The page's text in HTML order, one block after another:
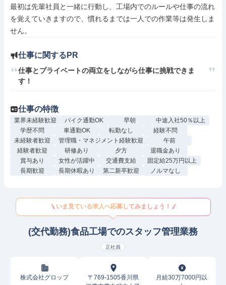
最初は先輩社員と一緒に行動し、工場内でのルールや仕事の流れ
を覚えていきますので、慣れるまでは一人での作業等は発生しま
仕事に関するPR
仕事とプライベートの両立をしながら仕事に挑戦できま
す！
仕事の特徴
業界未経験歓迎 バイク通勤OK 早朝
中途入社50％以上
学歴不問
車通勤OK 転勤なし
経験不問
未経験者歓迎
管理職・マネジメント経験歓迎
午前
経験者歓迎
研修あり 夕方
退職金あり
賞与あり
女性が活躍中 交通費支給
固定給25万円以上
長期歓迎
長期休暇あり 第二新卒歓迎 ノルマなし
いま見ている求人へ応募してみましょう！
(交代勤務)食品工場でのスタッフ管理業務
正社員
株式会社グロップ
〒769-1505香川県
月給30万7000円以